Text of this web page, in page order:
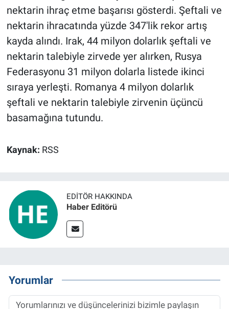
nektarin ihraç etme başarısı gösterdi. Şeftali ve
nektarin ihracatında yüzde 347'lik rekor artış
kayda alındı. Irak, 44 milyon dolarlık şeftali ve
nektarin talebiyle zirvede yer alırken, Rusya
Federasyonu 31 milyon dolarla listede ikinci
sıraya yerleşti. Romanya 4 milyon dolarlık
şeftali ve nektarin talebiyle zirvenin üçüncü
basamağına tutundu.
Kaynak: RSS
EDITÖR HAKKINDA
Haber Editörü
Yorumlar